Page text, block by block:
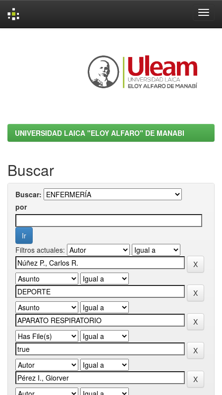
UNIVERSIDAD LAICA "ELOY ALFARO" DE MANABI
Buscar
Buscar:
por
Filtros actuales: